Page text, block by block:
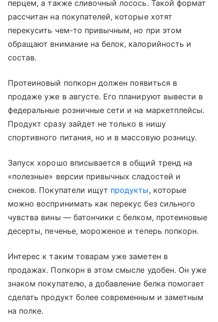
перцем, а также сливочный лосось. Такой формат
рассчитан на покупателей, которые хотят
перекусить чем-то привычным, но при этом
обращают внимание на белок, калорийность и
состав.
Протеиновый попкорн должен появиться в
продаже уже в августе. Его планируют вывести в
федеральные розничные сети и на маркетплейсы.
Продукт сразу зайдет не только в нишу
спортивного питания, но и в массовую розницу.
Запуск хорошо вписывается в общий тренд на
«полезные» версии привычных сладостей и
снеков. Покупатели ищут продукты, которые
можно воспринимать как перекус без сильного
чувства вины — батончики с белком, протеиновые
десерты, печенье, мороженое и теперь попкорн.
Интерес к таким товарам уже заметен в
продажах. Попкорн в этом смысле удобен. Он уже
знаком покупателю, а добавление белка помогает
сделать продукт более современным и заметным
на полке.